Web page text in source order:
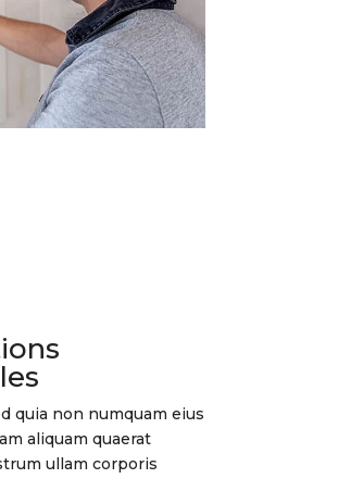
quia non numquam eius
aliquam quaerat
ullam corporis